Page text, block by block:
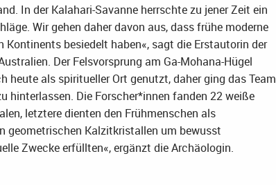
In der Kalahari-Savanne herrschte zu jener Zeit ein
Wir gehen daher davon aus, dass frühe moderne
besiedelt haben«, sagt die Erstautorin der
Der Felsvorsprung am Ga-Mohana-Hügel
heute als spiritueller Ort genutzt, daher ging das Team
hinterlassen. Die Forscher*innen fanden 22 weiße
letztere dienten den Frühmenschen als
geometrischen Kalzitkristallen um bewusst
Zwecke erfüllten«, ergänzt die Archäologin.